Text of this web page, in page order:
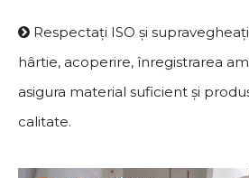
 Respectați ISO și
hârtie, acoperire, înregistrarea
asigura material suficient și
calitate.